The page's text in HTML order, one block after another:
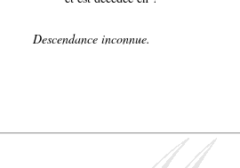
Descendance inconnue.